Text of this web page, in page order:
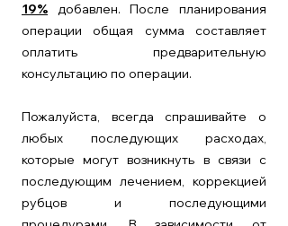
19% добавлен. После планирования
операции общая сумма составляет
оплатить предварительную
консультацию по операции.
Пожалуйста, всегда спрашивайте о
любых последующих расходах,
которые могут возникнуть в связи с
последующим лечением, коррекцией
рубцов и последующими